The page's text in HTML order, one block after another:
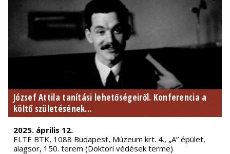
József Attila tanítási lehetőségeiről. Konferencia a
költő születésének...
2025. április 12.
ELTE BTK, 1088 Budapest, Múzeum krt. 4., „A” épület,
alagsor, 150. terem (Doktori védések terme)